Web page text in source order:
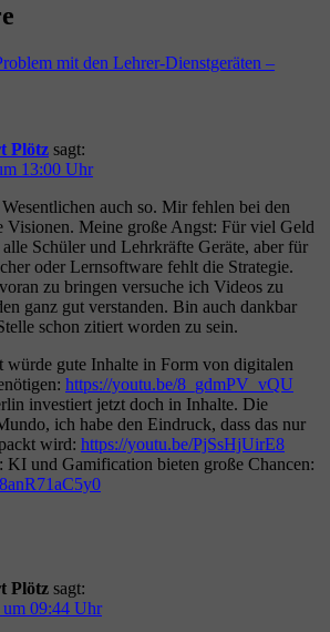
mit den Lehrer-Dienstgeräten –
Plötz sagt:
13:00 Uhr
auch so. Mir fehlen bei den
Visionen. Meine große Angst: Für viel Geld
Schüler und Lehrkräfte Geräte, aber für
oder Lernsoftware fehlt die Strategie.
zu bringen versuche ich Videos zu
ganz gut verstanden. Bin auch dankbar
schon zitiert worden zu sein.
würde gute Inhalte in Form von digitalen
https://youtu.be/8_gdmPV_vQU
investiert jetzt doch in Inhalte. Die
ich habe den Eindruck, dass das nur
wird: https://youtu.be/PjSsHjUirE8
KI und Gamification bieten große Chancen:
Plötz sagt:
um 09:44 Uhr